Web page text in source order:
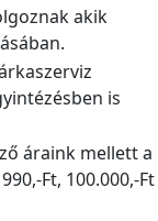
akik
is
áraink mellett a
Ft, 100.000,-Ft